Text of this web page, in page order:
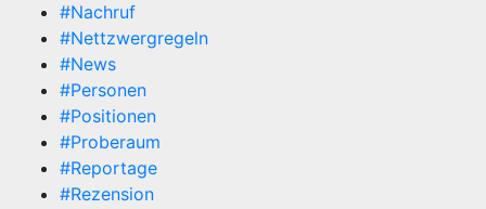
#Nachruf
#Nettzwergregeln
#News
#Personen
#Positionen
#Proberaum
#Reportage
#Rezension